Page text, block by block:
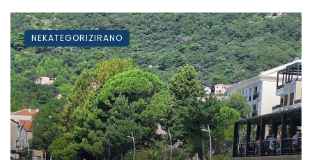
NEKATEGORIZIRANO